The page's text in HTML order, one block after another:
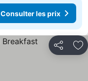
Consulter les prix
Partager